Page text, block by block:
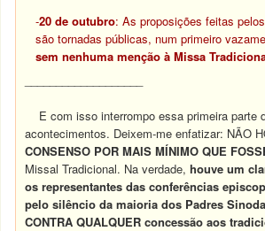
-20 de outubro: As proposições feitas
são tornadas públicas, num primeiro
sem nenhuma menção à Missa
E com isso interrompo essa primeira parte
acontecimentos. Deixem-me enfatizar: NÃO
CONSENSO POR MAIS MÍNIMO QUE
Missal Tradicional. Na verdade,houve um
os representantes das conferências
pelo silêncio da maioria dos Padres
CONTRA QUALQUER concessão aos t